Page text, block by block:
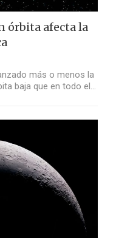
órbita afecta la
más o menos la
baja que en todo el…